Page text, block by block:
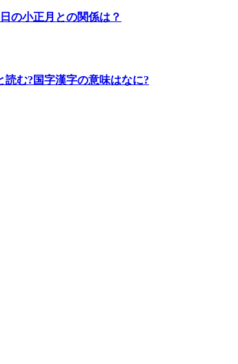
の小正月との関係は？
む?国字漢字の意味はなに?